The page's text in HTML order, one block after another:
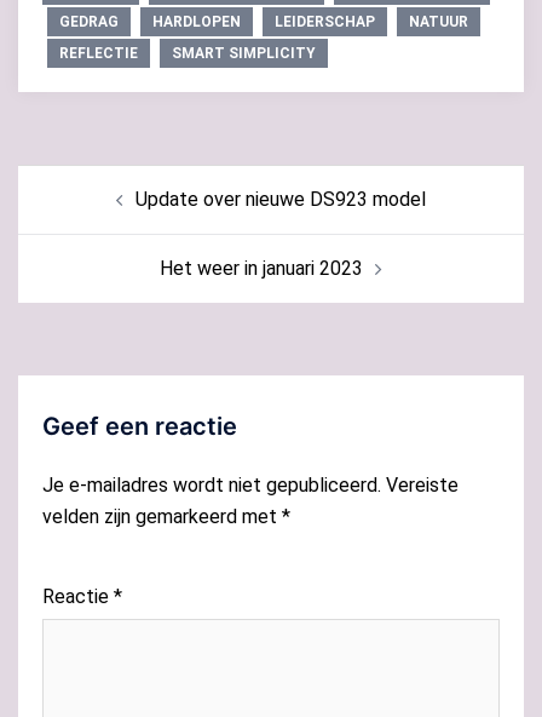
GEDRAG
HARDLOPEN LEIDERSCHAP
NATUUR
REFLECTIE
SMART SIMPLICITY
navigatieUpdate over nieuwe DS923 model
Het weer in januari 2023
Geef een reactie
Je e-mailadres wordt niet gepubliceerd. Vereiste
velden zijn gemarkeerd met *
Reactie *